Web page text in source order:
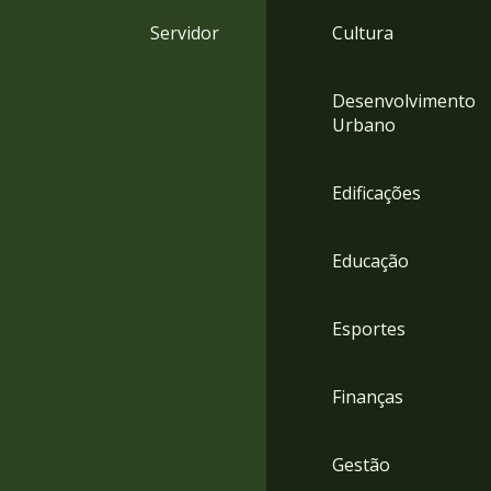
Servidor Cultura
Desenvolvimento
Urbano
Edificações
Educação
Esportes
Finanças
Gestão